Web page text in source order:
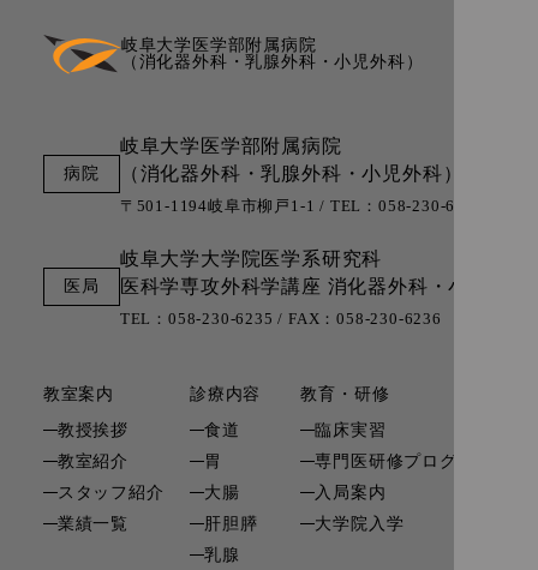
岐阜大学医学部附属病院
（消化器外科・乳腺外科・小児外科）
岐阜大学医学部附属病院
（消化器外科・乳腺外科・小児外科）
〒501-1194岐阜市柳戸1-1 / TEL：058-230-6000 (代表)
岐阜大学大学院医学系研究科
医科学専攻外科学講座 消化器外科・小児外科
TEL：058-230-6235 / FAX：058-230-6236
教室案内
教授挨拶
教室紹介
スタッフ紹介
業績一覧
診療内容
食道
胃
大腸
肝胆膵
乳腺
教育・研修
臨床実習
専門医研修プログラム
入局案内
大学院入学